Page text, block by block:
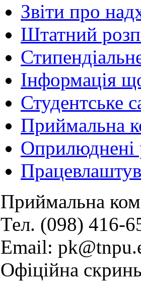
Звіти про
Штатний
Інформація
Студентське
Приймальна
Оприлюднені
Приймальна
Тел. (098) 416-
Email:
Офіційна